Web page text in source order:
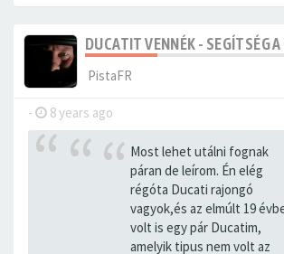
DUCATIT VENNÉK - SEGÍTSÉG
PistaFR
- 8 years ago
Most lehet utálni fognak
páran de leírom. Én elég
régóta Ducati rajongó
vagyok,és az elmúlt 19
volt is egy pár Ducatim,
amelyik tipus nem volt az